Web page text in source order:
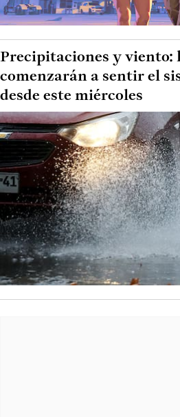
Precipitaciones y viento:
comenzarán a sentir el
desde este miércoles